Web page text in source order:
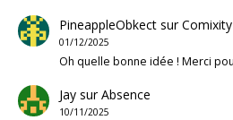
PineappleObkectsur
01/12/2025
Oh quelle bonne idée ! Merci
JaysurAbsence
10/11/2025